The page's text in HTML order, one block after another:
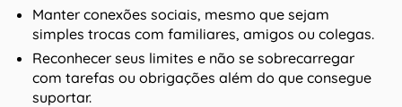
Manter conexões sociais, mesmo que sejam
simples trocas com familiares, amigos ou colegas.
Reconhecer seus limites e não se sobrecarregar
com tarefas ou obrigações além do que consegue
suportar.